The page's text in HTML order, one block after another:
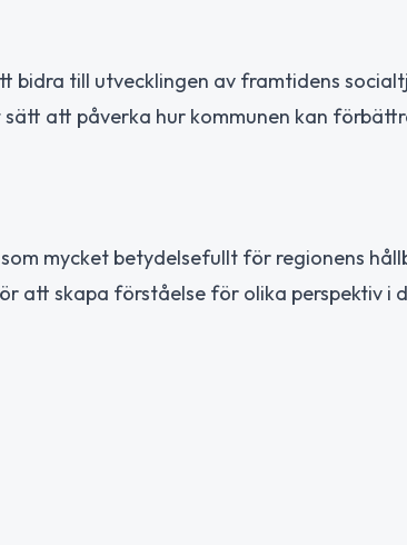
bidra till utvecklingen av framtidens
att påverka hur kommunen kan
mycket betydelsefullt för regionens
att skapa förståelse för olika perspektiv i